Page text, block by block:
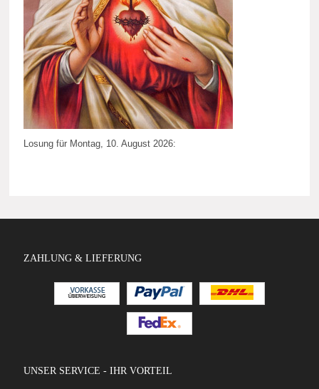
Losung für Montag, 10. August 2026:
ZAHLUNG & LIEFERUNG
UNSER SERVICE - IHR VORTEIL